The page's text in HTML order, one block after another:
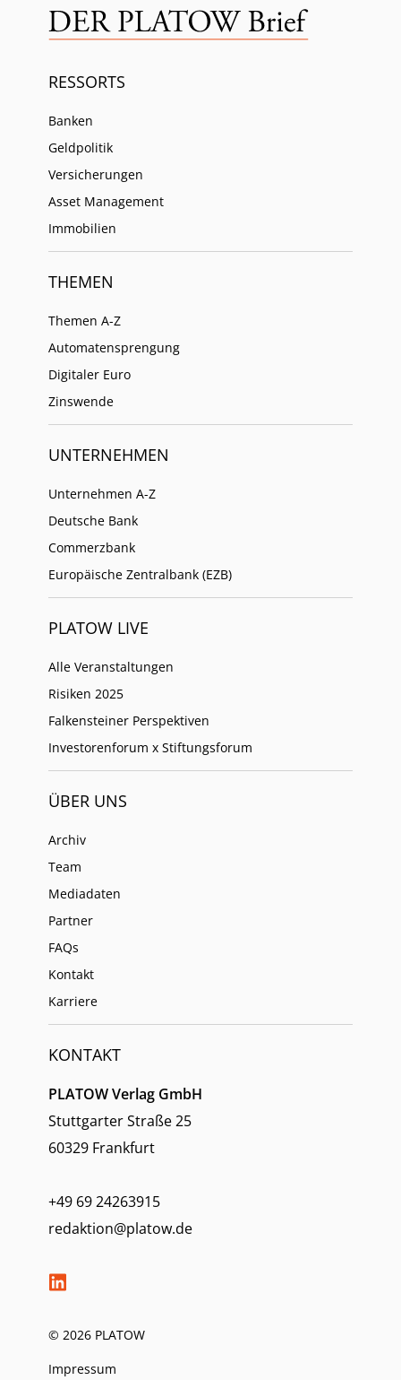
RESSORTS
Banken
Geldpolitik
Versicherungen
Asset Management
Immobilien
THEMEN
Themen A-Z
Automatensprengung
Digitaler Euro
Zinswende
UNTERNEHMEN
Unternehmen A-Z
Deutsche Bank
Commerzbank
Europäische Zentralbank (EZB)
PLATOW LIVE
Alle Veranstaltungen
Risiken 2025
Falkensteiner Perspektiven
Investorenforum x Stiftungsforum
ÜBER UNS
Archiv
Team
Mediadaten
Partner
FAQs
Kontakt
Karriere
KONTAKT
PLATOW Verlag GmbH
Stuttgarter Straße 25
60329 Frankfurt
+49 69 24263915
redaktion@platow.de
© 2026 PLATOW
Impressum